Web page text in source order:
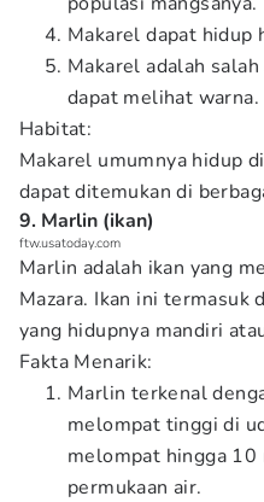
Makarel dapat hidup
Makarel adalah
dapat melihat warna.
Habitat:
Makarel umumnya hidup
dapat ditemukan di
9. Marlin (ikan)
ftw.usatoday.com
Marlin adalah ikan yang
Mazara. Ikan ini termasuk
yang hidupnya mandiri
Fakta Menarik:
Marlin terkenal
melompat tinggi di
melompat hingga
permukaan air.